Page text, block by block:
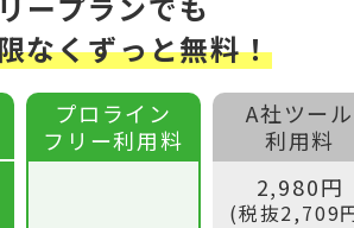
なくずっと無料！
プロライン
フリー利用料
A社ツール
利用料
2,980円
(税抜2,709